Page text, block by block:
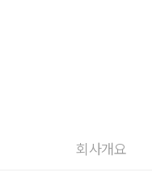
회사개요
②회사는 다음 각호
있습니다.